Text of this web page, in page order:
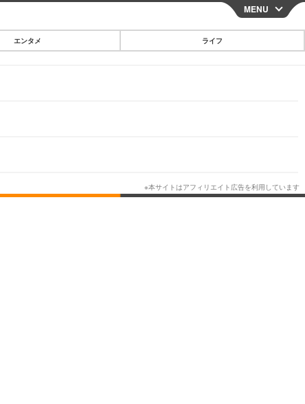
CLOSE
グルメ
MENU
エンタメ ライフ